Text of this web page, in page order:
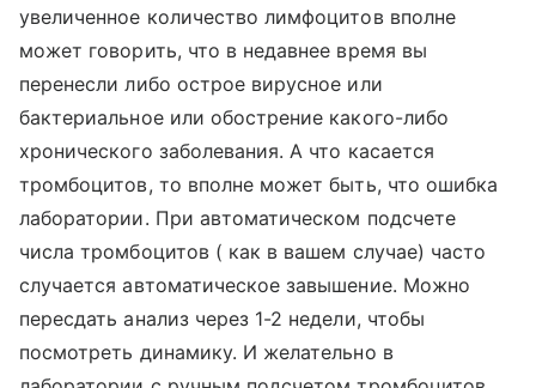
увеличенное количество лимфоцитов вполне
может говорить, что в недавнее время вы
перенесли либо острое вирусное или
бактериальное или обострение какого-либо
хронического заболевания. А что касается
тромбоцитов, то вполне может быть, что ошибка
лаборатории. При автоматическом подсчете
числа тромбоцитов ( как в вашем случае) часто
случается автоматическое завышение. Можно
пересдать анализ через 1-2 недели, чтобы
посмотреть динамику. И желательно в